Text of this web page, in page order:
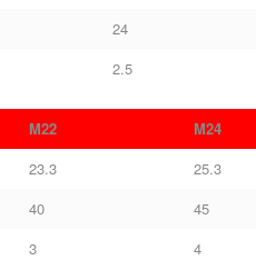
24
2.5
M22 M24
23.3 25.3
40 45
3 4